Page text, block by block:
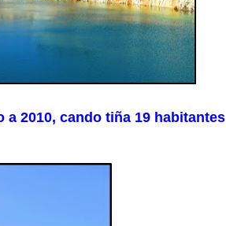
2010, cando tiña 19 habitantes